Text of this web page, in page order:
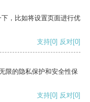
，比如将设置页面进行优
支持[0] 反对[0]
限的隐私保护和安全性保
支持[0] 反对[0]